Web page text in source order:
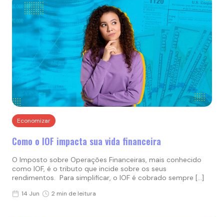
Economizar
Como o IOF impacta sua vida financeira
O Imposto sobre Operações Financeiras, mais conhecido
como IOF, é o tributo que incide sobre os seus
rendimentos. Para simplificar, o IOF é cobrado sempre […]
14 Jun 2 min de leitura